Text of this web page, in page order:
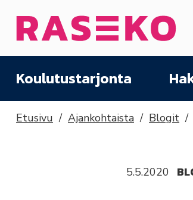
Etusivu
Koulutustarjonta
Etusivu Ajankohtaista Blogit
5.5.2020